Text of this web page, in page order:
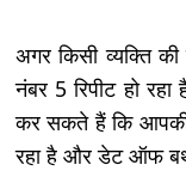
अगर किसी व्यक्ति
नंबर 5 रिपीट हो
कर सकते हैं कि आपकी
रहा है और डेट ऑफ